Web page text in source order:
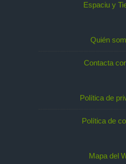
Espaciu y
Quién
Contacta
Política de
Política de
Mapa del